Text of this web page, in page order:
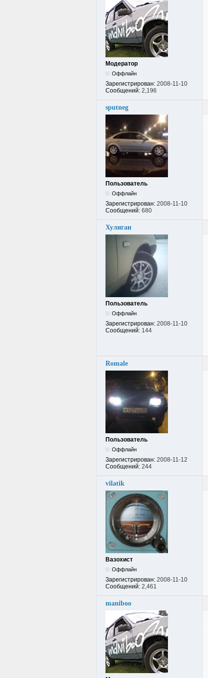
Модератор
Оффлайн
Зарегистрирован: 2008-11-10
Сообщений: 2,196
sputneg
Пользователь
Оффлайн
Зарегистрирован: 2008-11-10
Сообщений: 680
Хулиган
Пользователь
Оффлайн
Зарегистрирован: 2008-11-10
Сообщений: 144
Romale
Пользователь
Оффлайн
Зарегистрирован: 2008-11-12
Сообщений: 244
vilatik
Вазохист
Оффлайн
Зарегистрирован: 2008-11-10
Сообщений: 2,461
maniboo